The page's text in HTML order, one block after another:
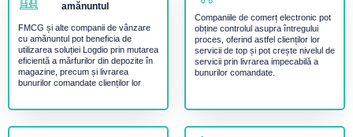
amănuntul
FMCG și alte companii de vânzare
cu amănuntul pot beneficia de
utilizarea soluției Logdio prin mutarea
eficientă a mărfurilor din depozite în
magazine, precum și livrarea
bunurilor comandate clienților lor
Companiile de comerț electronic pot
obține controlul asupra întregului
proces, oferind astfel clienților lor
servicii de top și pot crește nivelul de
servicii prin livrarea impecabilă a
bunurilor comandate.